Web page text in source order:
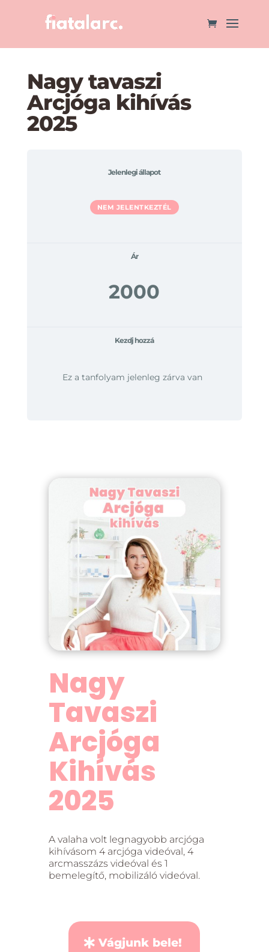
Nagy tavaszi
Arcjóga kihívás
2025
Jelenlegi állapot
NEM JELENTKEZTÉL
Ár
2000
Kezdj hozzá
Ez a tanfolyam jelenleg zárva van
Nagy
Tavaszi
Arcjóga
Kihívás
2025
A valaha volt legnagyobb arcjóga
kihívásom 4 arcjóga videóval, 4
arcmasszázs videóval és 1
bemelegítő, mobilizáló videóval.
Vágjunk bele!